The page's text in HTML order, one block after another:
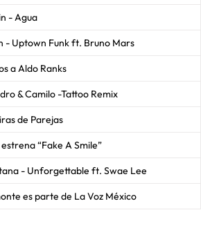
- Agua
- Uptown Funk ft. Bruno Mars
a Aldo Ranks
& Camilo -Tattoo Remix
de Parejas
“Fake A Smile”
- Unforgettable ft. Swae Lee
es parte de La Voz México